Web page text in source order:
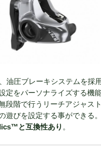
油圧ブレーキシステムを採
をパーソナライズする機
段階で行うリーチアジャス
遊びを設定する事ができる。
と互換性あり 。